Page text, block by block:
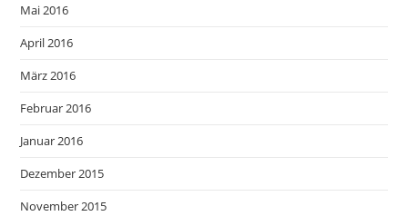
Mai 2016
April 2016
März 2016
Februar 2016
Januar 2016
Dezember 2015
November 2015